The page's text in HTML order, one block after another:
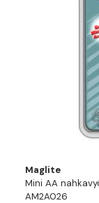
Maglite
Mini AA
AM2A026